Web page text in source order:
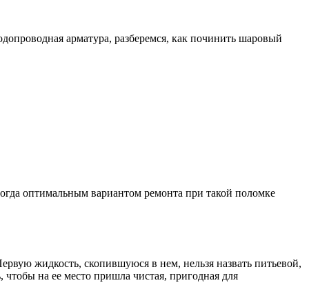
арматура, разберемся, как починить шаровый
оптимальным вариантом ремонта при такой поломке
жидкость, скопившуюся в нем, нельзя назвать питьевой,
на ее место пришла чистая, пригодная для